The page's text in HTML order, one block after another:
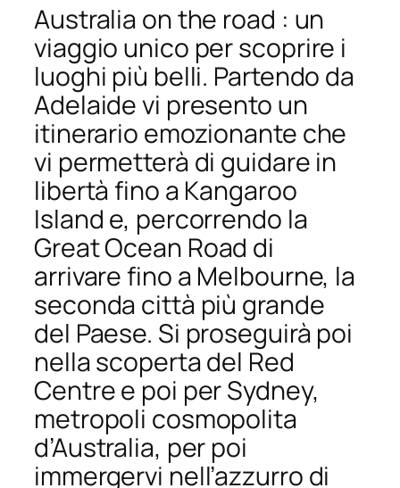
Australia on the road : un
viaggio unico per scoprire i
luoghi più belli. Partendo da
Adelaide vi presento un
itinerario emozionante che
vi permetterà di guidare in
libertà fino a Kangaroo
Island e, percorrendo la
Great Ocean Road di
arrivare fino a Melbourne, la
seconda città più grande
del Paese. Si proseguirà poi
nella scoperta del Red
Centre e poi per Sydney,
metropoli cosmopolita
d’Australia, per poi
immergervi nell’azzurro di